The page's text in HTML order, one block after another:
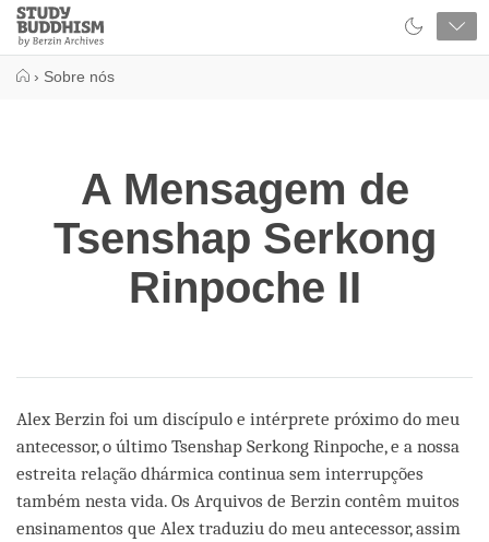
Close
Study
Buddhism
› Sobre nós
A Mensagem de
Tsenshap Serkong
Rinpoche II
Alex Berzin foi um discípulo e intérprete próximo do meu
antecessor, o último Tsenshap Serkong Rinpoche, e a nossa
estreita relação dhármica continua sem interrupções
também nesta vida. Os Arquivos de Berzin contêm muitos
ensinamentos que Alex traduziu do meu antecessor, assim